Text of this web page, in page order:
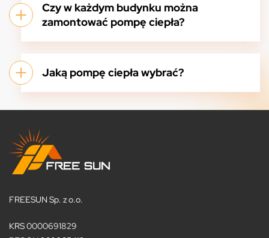
Czy w każdym budynku można
zamontować pompę ciepła?
Jaką pompę ciepła wybrać?
FREESUN Sp. z o.o.
KRS 0000691829